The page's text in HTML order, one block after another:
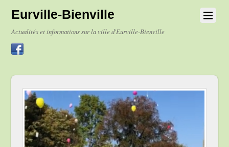
Eurville-Bienville
Actualités et informations sur la ville d'Eurville-Bienville